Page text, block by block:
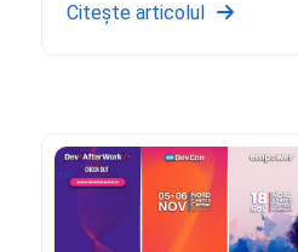
Citește articolul